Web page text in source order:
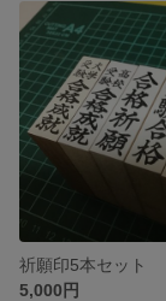
祈願印5本セット
5,000円